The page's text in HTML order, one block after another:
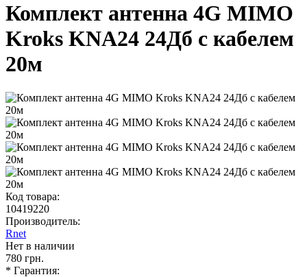
Комплект антенна 4G MIMO
Kroks KNA24 24Дб с кабелем
20м
Код товара:
10419220
Производитель:
Rnet
Нет в наличии
780 грн.
* Гарантия: